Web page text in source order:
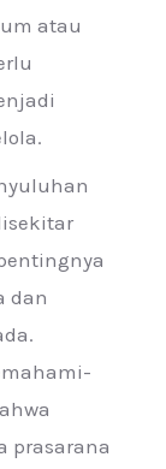
atau
dan
prasarana